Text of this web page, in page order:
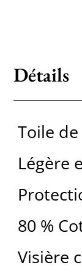
Détails
Toile
Légère
80 %
Visière